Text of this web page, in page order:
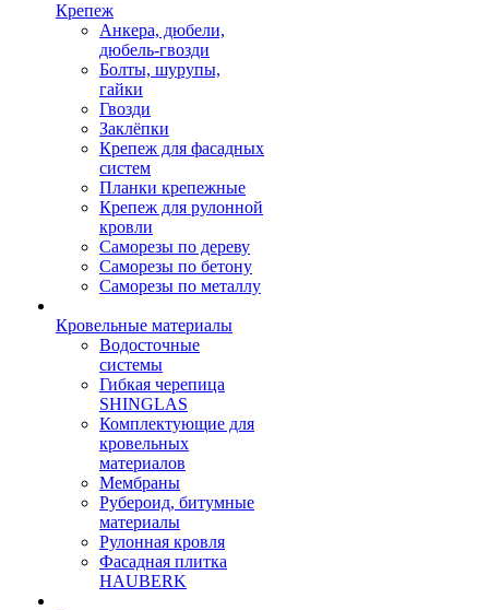
Крепеж
Анкера, дюбели,
дюбель-гвозди
Болты, шурупы,
гайки
Гвозди
Заклёпки
Крепеж для фасадных
систем
Планки крепежные
Крепеж для рулонной
кровли
Саморезы по дереву
Саморезы по бетону
Саморезы по металлу
Кровельные материалы
Водосточные
системы
Гибкая черепица
SHINGLAS
Комплектующие для
кровельных
материалов
Мембраны
Рубероид, битумные
материалы
Рулонная кровля
Фасадная плитка
HAUBERK